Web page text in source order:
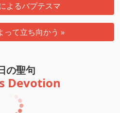
よるバプテスマ
って立ち向かう »
の聖句
Devotion